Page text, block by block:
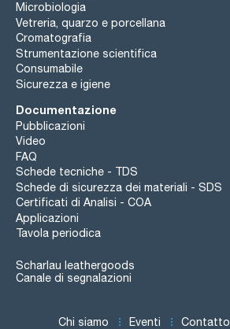
Microbiologia
Vetreria, quarzo e porcellana
Cromatografia
Strumentazione scientifica
Consumabile
Sicurezza e igiene
Documentazione
Pubblicazioni
Video
FAQ
Schede tecniche - TDS
Schede di sicurezza dei materiali - SDS
Certificati di Analisi - COA
Applicazioni
Tavola periodica
Scharlau leathergoods
Canale di segnalazioni
Chi siamo Eventi Contatto